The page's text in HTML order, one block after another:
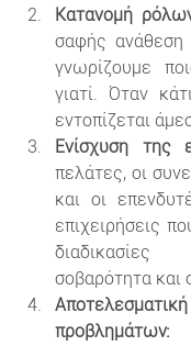
Κατανομή
σαφής
γνωρίζουμε
γιατί. Όταν
εντοπίζεται
Ενίσχυση της
πελάτες, οι
και οι
επιχειρήσεις
σοβαρότητα και
προβλημάτων: